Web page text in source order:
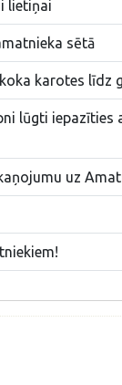
lietiņai
sētā
karotes līdz
lūgti iepazīties
uz